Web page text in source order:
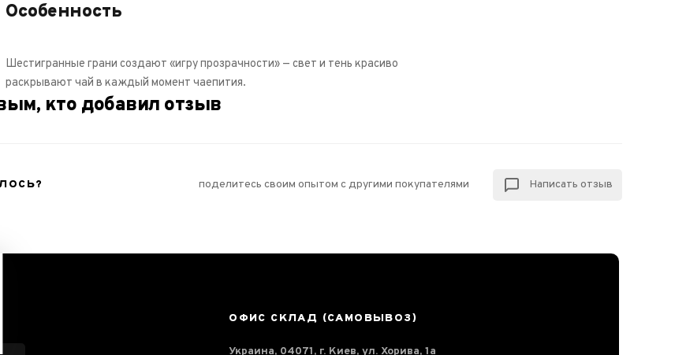
Особенность
Шестигранные грани создают «игру прозрачности» — свет и тень красиво
раскрывают чай в каждый момент чаепития.
кто добавил отзыв
поделитесь своим опытом с другими покупателями Написать отзыв
ОФИС СКЛАД (САМОВЫВОЗ)
Украина, 04071, г. Киев, ул. Хорива, 1а